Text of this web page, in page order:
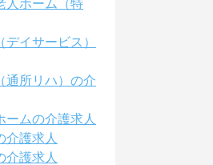
人ホーム（特
イサービス）
通所リハ）の介
ームの介護求人
介護求人
介護求人